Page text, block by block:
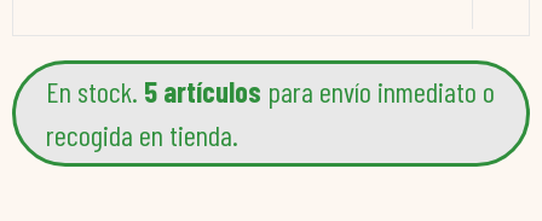
En stock. 5 artículos para envío inmediato o
recogida en tienda.